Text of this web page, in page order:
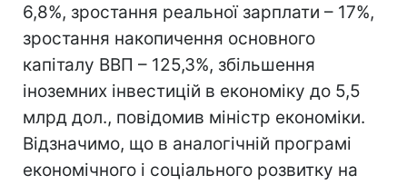
6,8%, зростання реальної зарплати – 17%,
зростання накопичення основного
капіталу ВВП – 125,3%, збільшення
іноземних інвестицій в економіку до 5,5
млрд дол., повідомив міністр економіки.
Відзначимо, що в аналогічній програмі
економічного і соціального розвитку на